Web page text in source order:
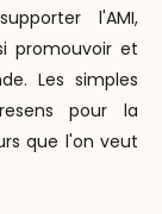
l'AMI,
promouvoir et
Les simples
pour la
que l'on veut